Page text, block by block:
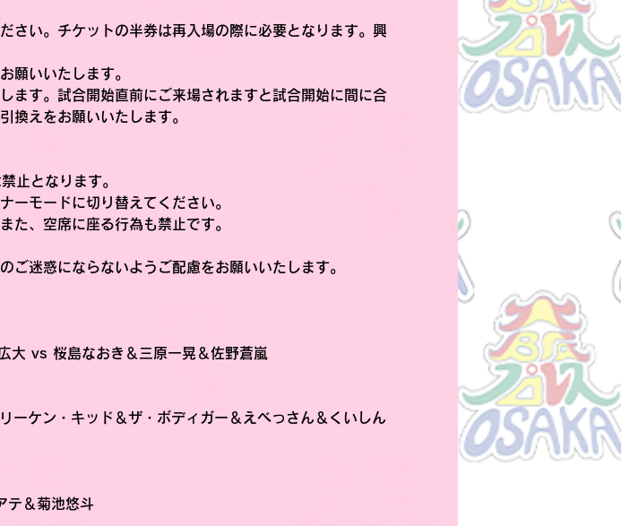
い。チケットの半券は再入場の際に必要となります。興
願いいたします。
ます。試合開始直前にご来場されますと試合開始に間に合
換えをお願いいたします。
止となります。
ーモードに切り替えてください。
た、空席に座る行為も禁止です。
ご迷惑にならないようご配慮をお願いいたします。
大 vs 桜島なおき＆三原一晃＆佐野蒼嵐
ーケン・キッド＆ザ・ボディガー＆えべっさん＆くいしん
テ＆菊池悠斗